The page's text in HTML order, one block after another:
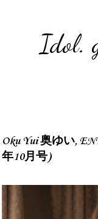
Idol.
Oku Yui 奥ゆい,
年10月号)